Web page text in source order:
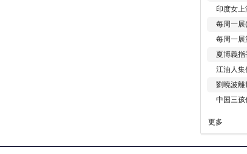
印度女
每周一展
每周一展
夏博義指
江油人集
劉曉波離
中国三孩
更多